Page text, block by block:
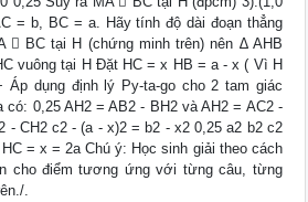
= b, BC = a. Hãy tính độ dài đoạn thẳng
 BC tại H (chứng minh trên) nên ∆ AHB
vuông tại H Đặt HC = x HB = a - x ( Vì H
dụng định lý Py-ta-go cho 2 tam giác
có: 0,25 AH2 = AB2 - BH2 và AH2 = AC2 -
- CH2 c2 - (a - x)2 = b2 - x2 0,25 a2 b2 c2
= x = 2a Chú ý: Học sinh giải theo cách
cho điểm tương ứng với từng câu, từng
.